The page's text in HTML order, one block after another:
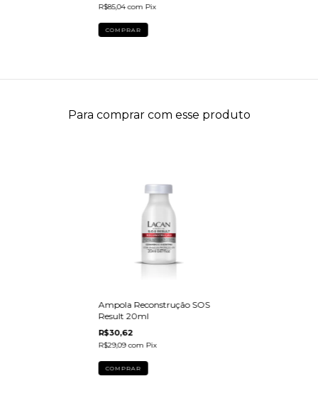
R$85,04com Pix
Para comprar com esse produto
Ampola Reconstrução SOS
Result 20ml
R$30,62
R$29,09com Pix